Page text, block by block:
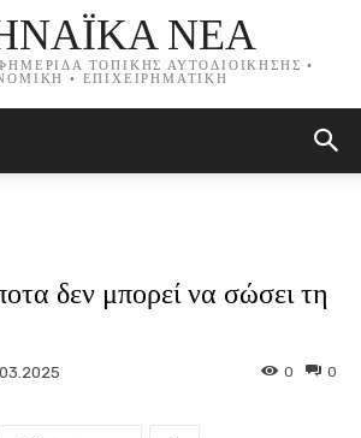
ΝΕΑ
ΤΟΠΙΚΗΣ ΑΥΤΟΔΙΟΙΚΗΣΗΣ •
• ΕΠΙΧΕΙΡΗΜΑΤΙΚΗ
δεν μπορεί να σώσει τη
0
0